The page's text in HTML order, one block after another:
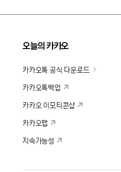
오늘의 카카오
카카오톡 공식 다운로드
카카오톡백업
카카오 이모티콘샵
카카오맵
지속가능성